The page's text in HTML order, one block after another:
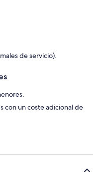
de servicio).
con un coste adicional de